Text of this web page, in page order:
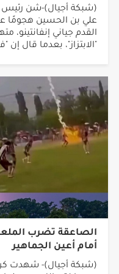
(شبكة أجيال)-شن رئيس
علي بن الحسين هجومًا
القدم جياني إنفانتينو،
"الابتزاز"، بعدما قال
الصاعقة تضرب
أمام أعين الجماهير
(شبكة أجيال)- شهدت كرة